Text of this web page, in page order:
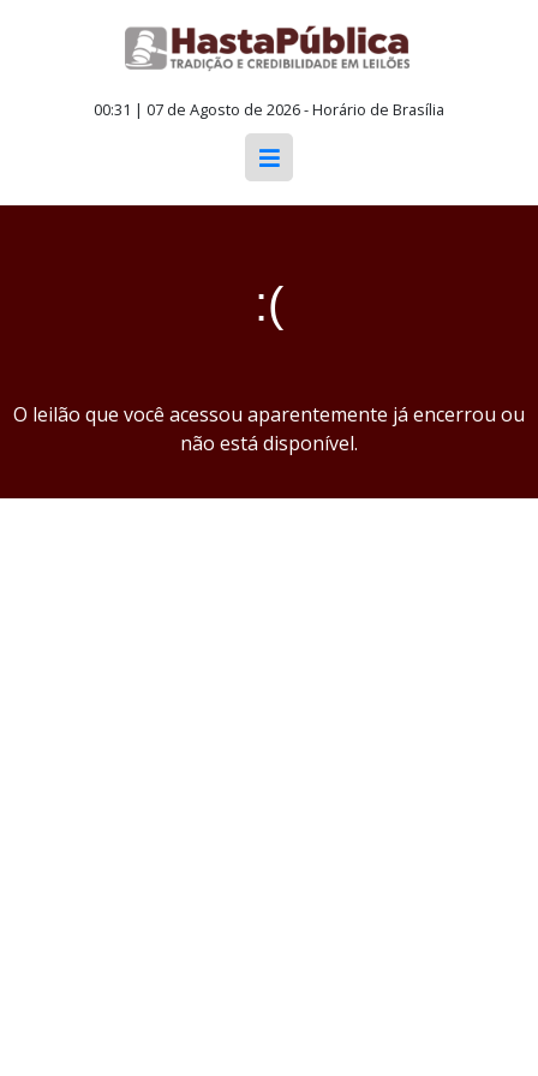
00:31 | 07 de Agosto de 2026 - Horário de Brasília
:(
O leilão que você acessou aparentemente já encerrou ou
não está disponível.